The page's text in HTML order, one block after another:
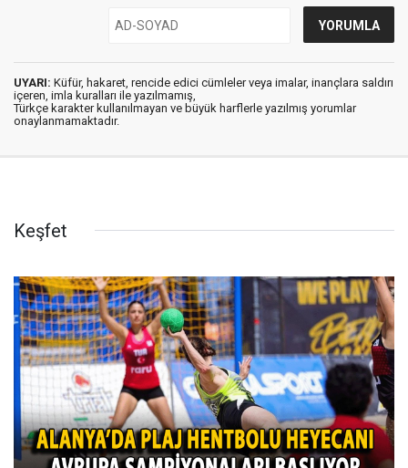
UYARI: Küfür, hakaret, rencide edici cümleler veya imalar, inançlara saldırı
içeren, imla kuralları ile yazılmamış,
Türkçe karakter kullanılmayan ve büyük harflerle yazılmış yorumlar
onaylanmamaktadır.
Keşfet